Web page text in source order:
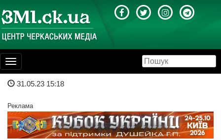
Toggle
navigation
31.05.23 15:18
Реклама